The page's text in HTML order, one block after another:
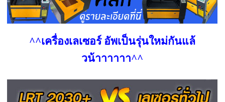
^^เครื่องเลเซอร์ อัพเป็นรุ่นใหม่กันแล้
วน้าาาาาา^^